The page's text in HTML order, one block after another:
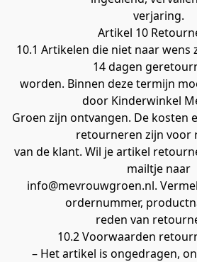
verjaring.
Artikel 10
10.1 Artikelen die niet naar wens
14 dagen
worden. Binnen deze termijn
door Kinderwinkel
Groen zijn ontvangen. De kosten
retourneren zijn voor
van de klant. Wil je artikel
mailtje naar
info@mevrouwgroen.nl.
ordernummer,
reden van
10.2 Voorwaarden
– Het artikel is ongedragen,